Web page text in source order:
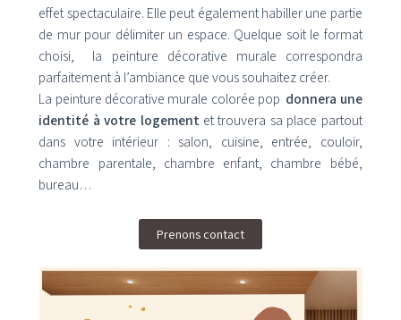
effet spectaculaire. Elle peut également habiller une partie
de mur pour délimiter un espace. Quelque soit le format
choisi, la peinture décorative murale correspondra
parfaitement à l’ambiance que vous souhaitez créer.
La peinture décorative murale colorée pop donnera une
identité à votre logement et trouvera sa place partout
dans votre intérieur : salon, cuisine, entrée, couloir,
chambre parentale, chambre enfant, chambre bébé,
bureau…
Prenons contact